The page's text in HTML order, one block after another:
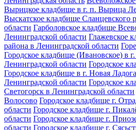
Вырицкое кладбище в г. п. Вырица
Выскатское кладбище Сланцевского
области Гарболовское кладбище
Ленинградской области Глажевское
района в Ленинградской области
Городское кладбище (Ивановское) в
Ленинградской области Городское
Городское кладбище в г. Новая
Ленинградской области Городское
Светогорск в Ленинградской области
Волосово Городское кладбище г.
области Городское кладбище г.
области Городское кладбище г.
области Городское кладбище г.